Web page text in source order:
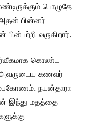
பொழுதே
அதன் பின்னர்
வருகிறார்.
கொண்ட
அவருடைய கணவர்
நயன்தாரா
இந்து மதத்தை